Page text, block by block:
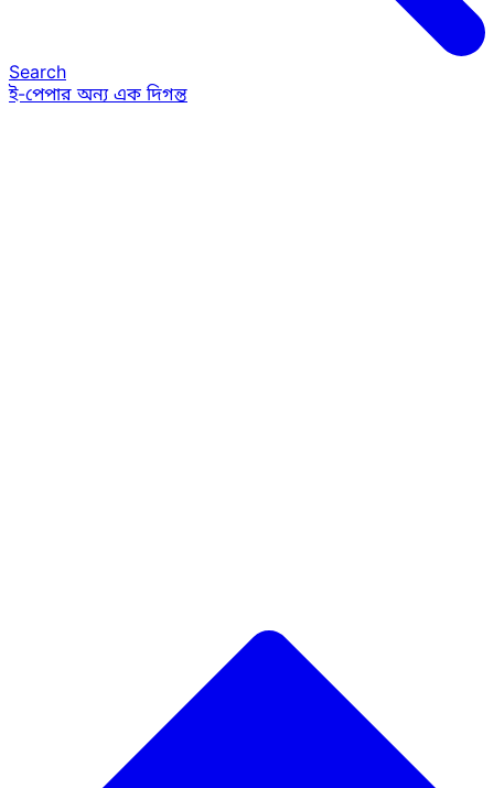
Search
ই-পেপার অন্য এক দিগন্ত